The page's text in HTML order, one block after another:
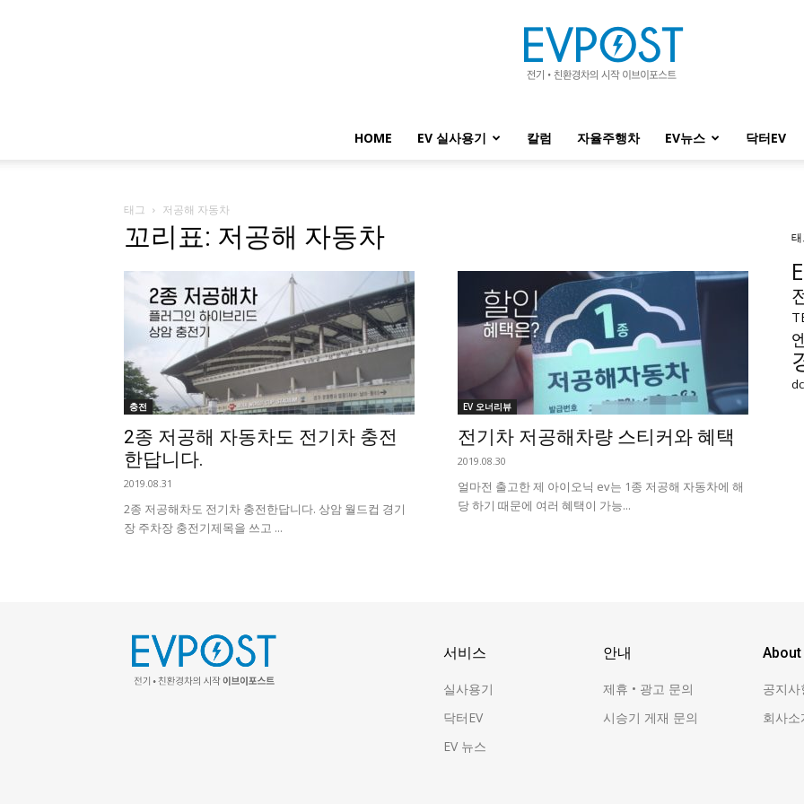
HOME EV 실사용기 칼럼 자율주행차 EV뉴스 닥터EV
태그 저공해 자동차
꼬리표: 저공해 자동차
충전
2종 저공해 자동차도 전기차 충전
한답니다.
2019.08.31
2종 저공해차도 전기차 충전한답니다. 상암 월드컵 경기
장 주차장 충전기 ​제목을 쓰고 ...
EV 오너리뷰
전기차 저공해차량 스티커와 혜택
2019.08.30
얼마전 출고한 제 아이오닉 ev는 1종 저공해 자동차에 해
당 하기 때문에 여러 혜택이 가능...
태
서비스
실사용기
닥터EV
EV 뉴스
안내
제휴 • 광고 문의
시승기 게재 문의
About
공지사
회사소